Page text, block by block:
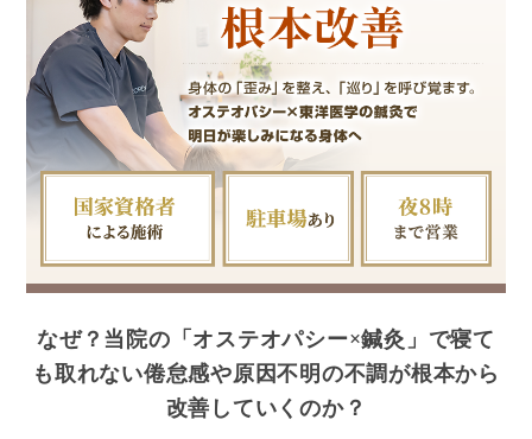
なぜ？当院の「オステオパシー×鍼灸」で寝て
も取れない倦怠感や原因不明の不調が根本から
改善していくのか？